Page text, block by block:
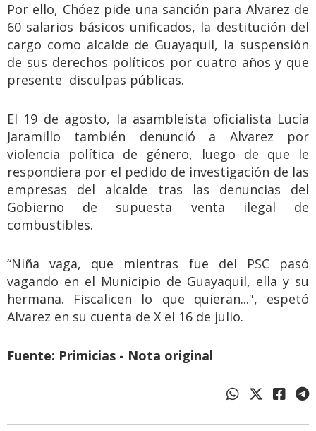
Por ello, Chóez pide una sanción para Alvarez de
60 salarios básicos unificados, la destitución del
cargo como alcalde de Guayaquil, la suspensión
de sus derechos políticos por cuatro años y que
presente disculpas públicas.
El 19 de agosto, la asambleísta oficialista Lucía
Jaramillo también denunció a Alvarez por
violencia política de género, luego de que le
respondiera por el pedido de investigación de las
empresas del alcalde tras las denuncias del
Gobierno de supuesta venta ilegal de
combustibles.
“Niña vaga, que mientras fue del PSC pasó
vagando en el Municipio de Guayaquil, ella y su
hermana. Fiscalicen lo que quieran...", espetó
Alvarez en su cuenta de X el 16 de julio.
Fuente: Primicias - Nota original